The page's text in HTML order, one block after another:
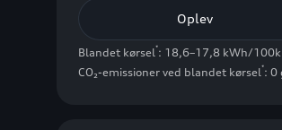
Oplev
Blandet kørsel*: 18,6–17,8 kWh/
CO₂-emissioner ved blandet kørsel*: 0